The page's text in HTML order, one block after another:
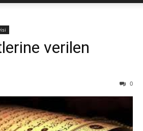
verilen
0